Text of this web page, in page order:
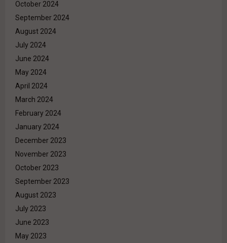
October 2024
September 2024
August 2024
July 2024
June 2024
May 2024
April 2024
March 2024
February 2024
January 2024
December 2023
November 2023
October 2023
September 2023
August 2023
July 2023
June 2023
May 2023